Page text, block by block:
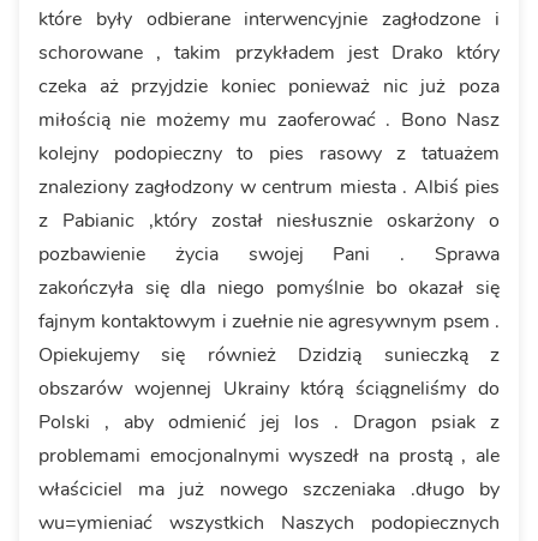
które były odbierane interwencyjnie zagłodzone i
schorowane , takim przykładem jest Drako który
czeka aż przyjdzie koniec ponieważ nic już poza
miłością nie możemy mu zaoferować . Bono Nasz
kolejny podopieczny to pies rasowy z tatuażem
znaleziony zagłodzony w centrum miesta . Albiś pies
z Pabianic ,który został niesłusznie oskarżony o
pozbawienie życia swojej Pani . Sprawa
zakończyła się dla niego pomyślnie bo okazał się
fajnym kontaktowym i zuełnie nie agresywnym psem .
Opiekujemy się również Dzidzią sunieczką z
obszarów wojennej Ukrainy którą ściągneliśmy do
Polski , aby odmienić jej los . Dragon psiak z
problemami emocjonalnymi wyszedł na prostą , ale
właściciel ma już nowego szczeniaka .długo by
wu=ymieniać wszystkich Naszych podopiecznych